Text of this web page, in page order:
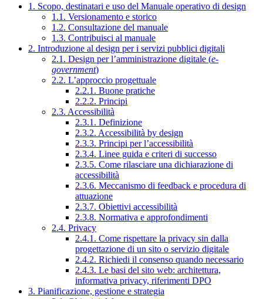
1. Scopo, destinatari e uso del Manuale operativo di design
1.1. Versionamento e storico
1.2. Consultazione del manuale
1.3. Contribuisci al manuale
2. Introduzione al design per i servizi pubblici digitali
2.1. Design per l’amministrazione digitale (e-
government)
2.2. L’approccio progettuale
2.2.1. Buone pratiche
2.2.2. Principi
2.3. Accessibilità
2.3.1. Definizione
2.3.2. Accessibilità by design
2.3.3. Principi per l’accessibilità
2.3.4. Linee guida e criteri di successo
2.3.5. Come rilasciare una dichiarazione di
accessibilità
2.3.6. Meccanismo di feedback e procedura di
attuazione
2.3.7. Obiettivi accessibilità
2.3.8. Normativa e approfondimenti
2.4. Privacy
2.4.1. Come rispettare la privacy sin dalla
progettazione di un sito o servizio digitale
2.4.2. Richiedi il consenso quando necessario
2.4.3. Le basi del sito web: architettura,
informativa privacy, riferimenti DPO
3. Pianificazione, gestione e strategia